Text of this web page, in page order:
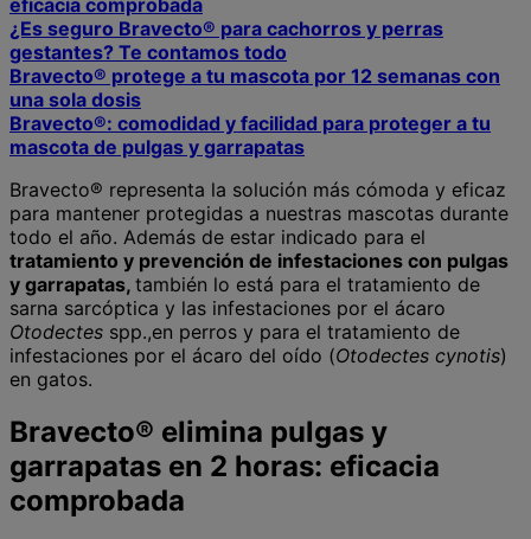
¿Es seguro Bravecto® para cachorros y perras
gestantes? Te contamos todo
Bravecto® protege a tu mascota por 12 semanas con
una sola dosis
Bravecto®: comodidad y facilidad para proteger a tu
mascota de pulgas y garrapatas
Bravecto® representa la solución más cómoda y eficaz
para mantener protegidas a nuestras mascotas durante
todo el año. Además de estar indicado para el
tratamiento y prevención de infestaciones con pulgas
y garrapatas, también lo está para el tratamiento de
sarna sarcóptica y las infestaciones por el ácaro
Otodectes spp.,en perros y para el tratamiento de
infestaciones por el ácaro del oído (Otodectes cynotis)
en gatos.
Bravecto® elimina pulgas y
garrapatas en 2 horas: eficacia
comprobada